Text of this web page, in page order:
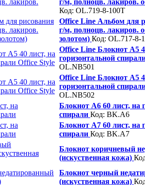
Код: OL.719-8-100T
Office Line Альбом для
г/м, полноцв. лакиров.
золотом) Код: OL.717-8-
Office Line Блокнот A5
горизонтальной
OL.NB501
Office Line Блокнот A5
горизонтальной
OL.NB502
Блокнот A6 60 лист, на
спирали Код: BK.A6
Блокнот A7 60 лист, на
спирали Код: BK.A7
Блокнот коричневый
(искуственная кожа)
Блокнот черный
(искуственная кожа)